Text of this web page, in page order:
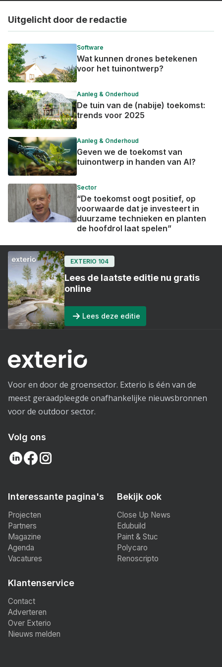
Uitgelicht door de redactie
Software
Wat kunnen drones betekenen
voor het tuinontwerp?
Aanleg & Onderhoud
De tuin van de (nabije) toekomst:
trends voor 2025
Aanleg & Onderhoud
Geven we de toekomst van
tuinontwerp in handen van AI?
Sector
“De toekomst oogt positief, op
voorwaarde dat je investeert in
duurzame technieken en planten
de hoofdrol laat spelen”
EXTERIO 104
Lees de laatste editie nu gratis
online
Lees deze editie
Voor en door de groensector. Exterio is één van de
meest geraadpleegde onafhankelijke nieuwsbronnen
voor de outdoor sector.
Volg ons
Interessante pagina's
Projecten
Partners
Magazine
Agenda
Vacatures
Bekijk ook
Close Up News
Edubuild
Paint & Stuc
Polycaro
Renoscripto
Klantenservice
Contact
Adverteren
Over Exterio
Nieuws melden